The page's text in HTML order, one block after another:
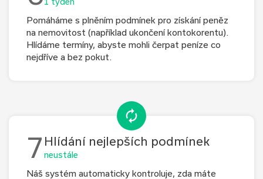
Pomáháme s plněním podmínek pro získání peněz
na nemovitost (například ukončení kontokorentu).
Hlídáme termíny, abyste mohli čerpat peníze co
nejdříve a bez pokut.
7 Hlídání nejlepších podmínek
neustále
Náš systém automaticky kontroluje, zda máte